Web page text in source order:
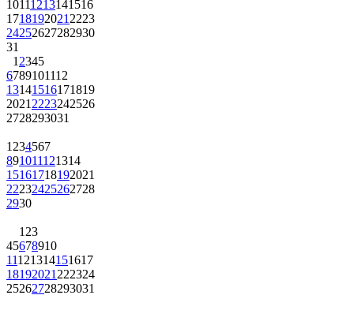
10111213141516
1718192021 2223
24252627282930
31
1 2345
6789101112
13141516171819
2021 2223242526
2728293031
1 234567
891011121314
15161718192021
22232425262728
2930
1 23
45678910
11121314151617
18192021 222324
25262728293031